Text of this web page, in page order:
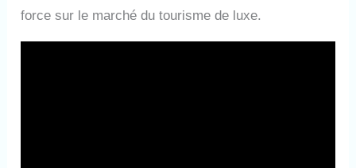
force sur le marché du tourisme de luxe.